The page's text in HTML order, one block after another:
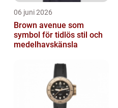
06 juni 2026
Brown avenue som
symbol för tidlös stil och
medelhavskänsla